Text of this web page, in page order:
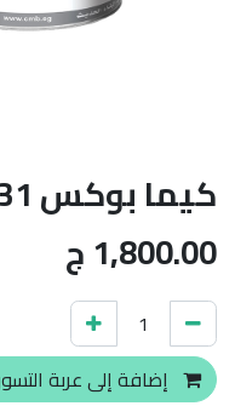
كيما بوكس 131جالون
1,800.00ج
إضافة إلى عربة